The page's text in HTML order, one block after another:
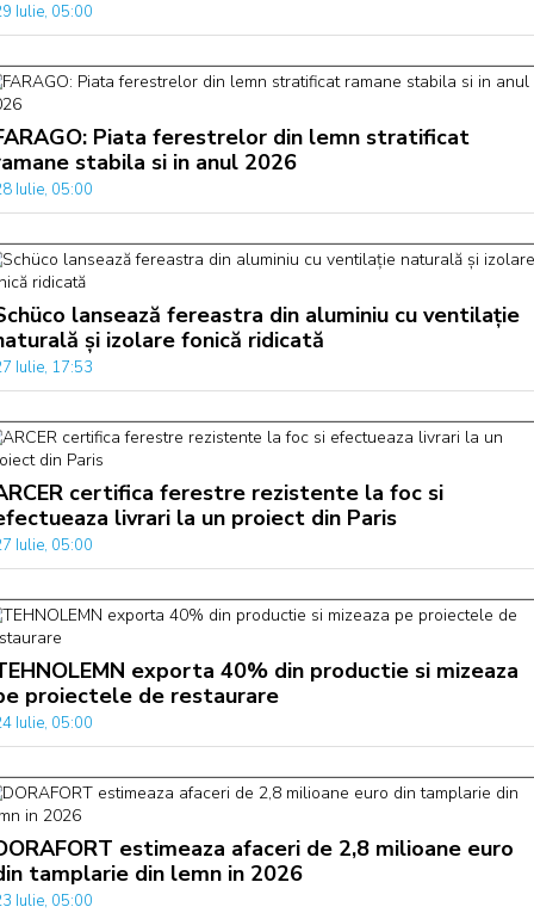
Iulie, 05:00
Piata ferestrelor din lemn stratificat
stabila si in anul 2026
Iulie, 05:00
lansează fereastra din aluminiu cu ventilație
și izolare fonică ridicată
Iulie, 17:53
certifica ferestre rezistente la foc si
livrari la un proiect din Paris
Iulie, 05:00
exporta 40% din productie si mizeaza
proiectele de restaurare
Iulie, 05:00
estimeaza afaceri de 2,8 milioane euro
tamplarie din lemn in 2026
Iulie, 05:00